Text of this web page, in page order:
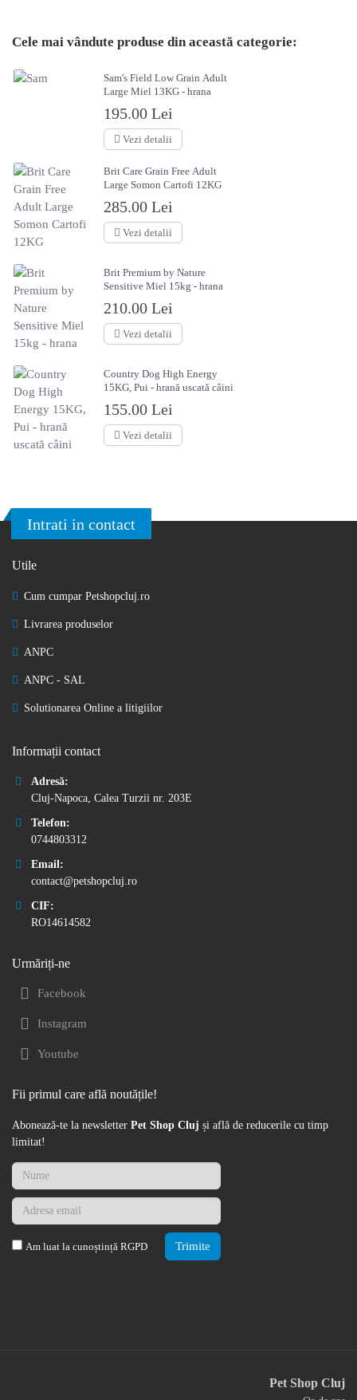
Cele mai vândute produse din această categorie:
Sam's Field Low Grain Adult
Large Miel 13KG - hrana
195.00 Lei
Vezi detalii
Brit Care Grain Free Adult
Large Somon Cartofi 12KG
285.00 Lei
Vezi detalii
Brit Premium by Nature
Sensitive Miel 15kg - hrana
210.00 Lei
Vezi detalii
Country Dog High Energy
15KG, Pui - hrană uscată câini
155.00 Lei
Vezi detalii
Intrati in contact
Utile
Cum cumpar Petshopcluj.ro
Livrarea produselor
ANPC
ANPC - SAL
Solutionarea Online a litigiilor
Informații contact
Adresă:
Cluj-Napoca, Calea Turzii nr. 203E
Telefon:
0744803312
Email:
contact@petshopcluj.ro
CIF:
RO14614582
Urmăriți-ne
Facebook
Instagram
Youtube
Fii primul care află noutățile!
Abonează-te la newsletter Pet Shop Cluj și află de reducerile cu timp
limitat!
Am luat la cunoștință RGPD Trimite
Pet Shop Cluj